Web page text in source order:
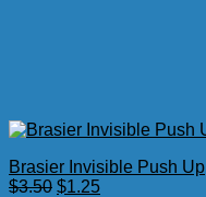
Brasier Invisible Push Up
$3.50 El
$1.25El